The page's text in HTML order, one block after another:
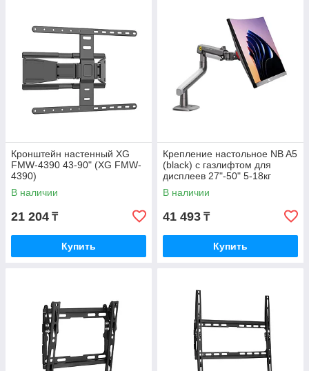
Кронштейн настенный XG
FMW-4390 43-90" (XG FMW-
4390)
В наличии
21 204 ₸
Купить
Крепление настольное NB A5
(black) с газлифтом для
дисплеев 27"-50" 5-18кг
VESA: 75-100 черное
В наличии
41 493 ₸
Купить